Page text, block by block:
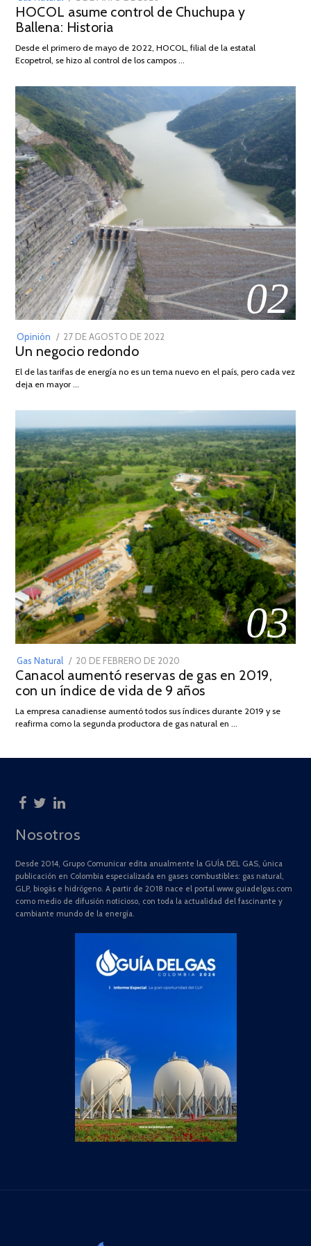
ON
DE
2026
HOCOL asume control de Chuchupa y
Ballena: Historia
Desde el primero de mayo de 2022, HOCOL, filial de la estatal
Ecopetrol, se hizo al control de los campos …
02
Opinión
POSTED
ON
27 DE AGOSTO DE 2022
DE
Un negocio redondo
El de las tarifas de energía no es un tema nuevo en el país, pero cada vez
deja en mayor …
03
Gas Natural
POSTED
ON
20 DE FEBRERO DE 2020
DE
JULIO
2025
Canacol aumentó reservas de gas en 2019,
con un índice de vida de 9 años
La empresa canadiense aumentó todos sus índices durante 2019 y se
reafirma como la segunda productora de gas natural en …
Nosotros
Desde 2014, Grupo Comunicar edita anualmente la GUÍA DEL GAS, única
publicación en Colombia especializada en gases combustibles: gas natural,
GLP, biogás e hidrógeno. A partir de 2018 nace el portal www.guiadelgas.com
como medio de difusión noticioso, con toda la actualidad del fascinante y
cambiante mundo de la energía.